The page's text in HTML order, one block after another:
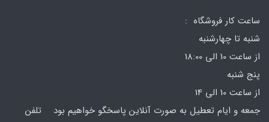
ساعت کار فروشگاه :
شنبه تا چهارشنبه
از ساعت 10 الی 18:00
پنج شنبه
از ساعت 10 الی 14
جمعه و ایام تعطیل به صورت آنلاین پاسخگو خواهیم بود تلفن